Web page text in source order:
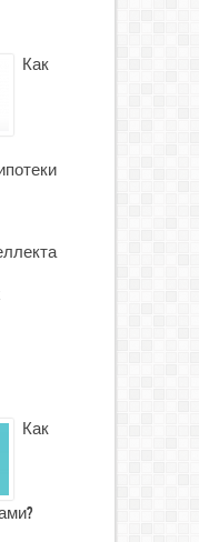
Как
Как